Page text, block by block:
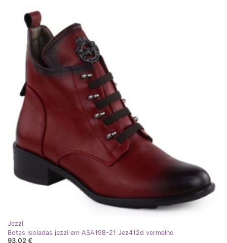
Jezzi
Botas isoladas jezzi em ASA198-21 Jez412d vermelho
93,02 €